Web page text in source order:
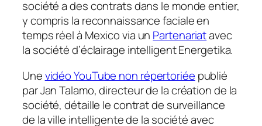
société a des contrats dans le monde entier,
y compris la reconnaissance faciale en
temps réel à Mexico via un Partenariatavec
la société d’éclairage intelligent Energetika.
Unevidéo YouTube non répertoriée publié
par Jan Talamo, directeur de la création de la
société, détaille le contrat de surveillance
de la ville intelligente de la société avec